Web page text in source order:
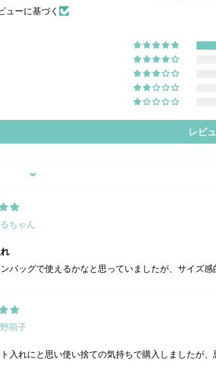
ューに基づく
レビ
ちゃん
バッグで使えるかなと思っていましたが、サイズ
萌子
入れにと思い使い捨ての気持ちで購入しましたが